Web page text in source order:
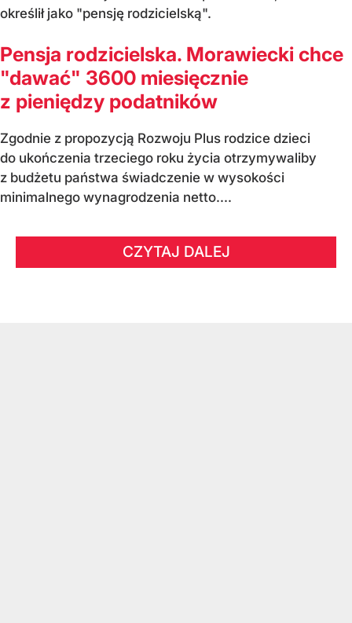
określił jako "pensję rodzicielską".
Pensja rodzicielska. Morawiecki chce
"dawać" 3600 miesięcznie
z pieniędzy podatników
Zgodnie z propozycją Rozwoju Plus rodzice dzieci
do ukończenia trzeciego roku życia otrzymywaliby
z budżetu państwa świadczenie w wysokości
minimalnego wynagrodzenia netto....
CZYTAJ DALEJ